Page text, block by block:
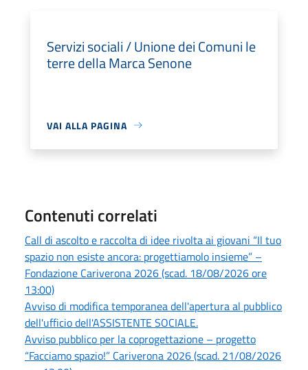
Servizi sociali / Unione dei Comuni le
terre della Marca Senone
VAI ALLA PAGINA
Contenuti correlati
Call di ascolto e raccolta di idee rivolta ai giovani “Il tuo
spazio non esiste ancora: progettiamolo insieme” –
Fondazione Cariverona 2026 (scad. 18/08/2026 ore
13:00)
Avviso di modifica temporanea dell'apertura al pubblico
dell'ufficio dell'ASSISTENTE SOCIALE.
Avviso pubblico per la coprogettazione – progetto
“Facciamo spazio!” Cariverona 2026 (scad. 21/08/2026